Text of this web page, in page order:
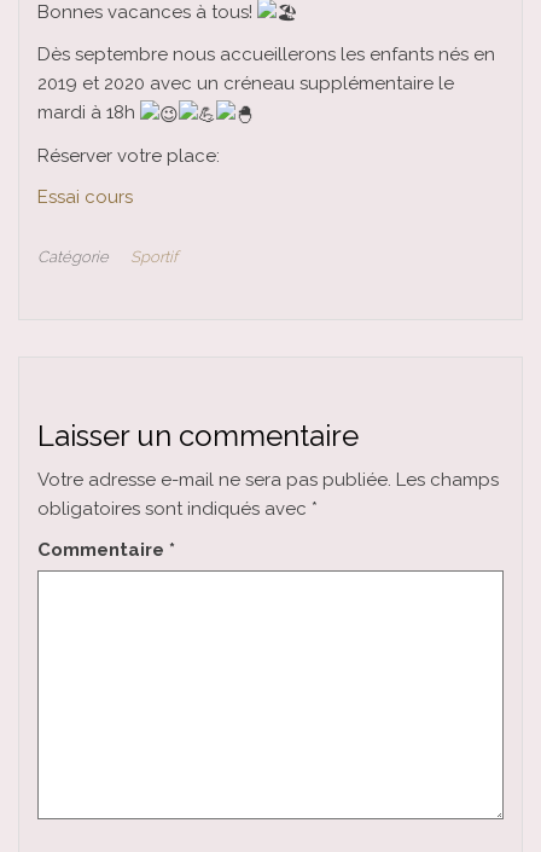
Bonnes vacances à tous!
Dès septembre nous accueillerons les enfants nés en
2019 et 2020 avec un créneau supplémentaire le
mardi à 18h
Réserver votre place:
Essai cours
Catégorie Sportif
Laisser un commentaire
Votre adresse e-mail ne sera pas publiée. Les champs
obligatoires sont indiqués avec *
Commentaire *